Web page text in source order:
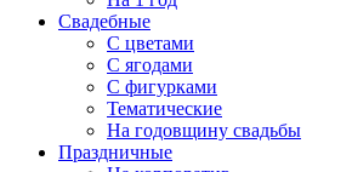
Свадебные
С цветами
С ягодами
С фигурками
Тематические
На годовщину свадьбы
Праздничные